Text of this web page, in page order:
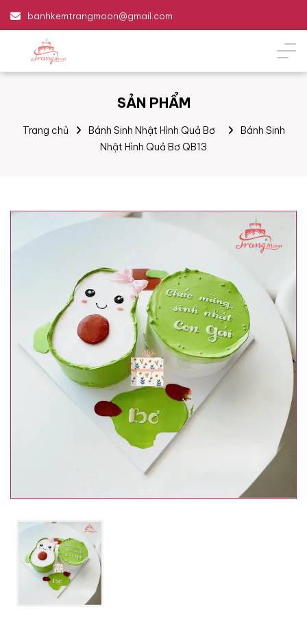
banhkemtrangmoon@gmail.com
SẢN PHẨM
Trang chủ Bánh Sinh Nhật Hình Quả Bơ
Bánh Sinh
Nhật Hình Quả Bơ QB13